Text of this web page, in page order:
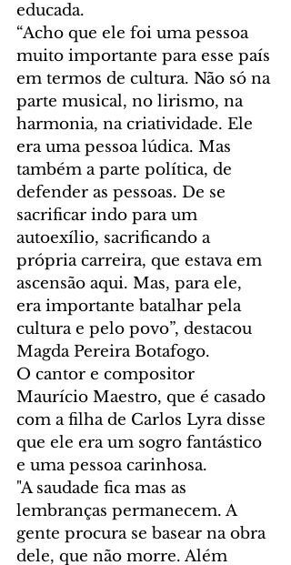
educada.
“Acho que ele foi uma pessoa
muito importante para esse país
em termos de cultura. Não só na
parte musical, no lirismo, na
harmonia, na criatividade. Ele
era uma pessoa lúdica. Mas
também a parte política, de
defender as pessoas. De se
sacrificar indo para um
autoexílio, sacrificando a
própria carreira, que estava em
ascensão aqui. Mas, para ele,
era importante batalhar pela
cultura e pelo povo”, destacou
Magda Pereira Botafogo.
O cantor e compositor
Maurício Maestro, que é casado
com a filha de Carlos Lyra disse
que ele era um sogro fantástico
e uma pessoa carinhosa.
"A saudade fica mas as
lembranças permanecem. A
gente procura se basear na obra
dele, que não morre. Além